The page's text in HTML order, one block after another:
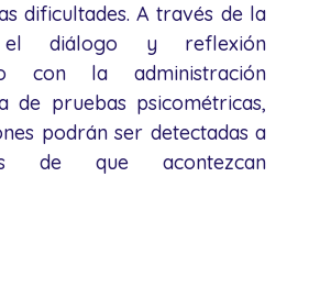
dificultades. A través de la
el diálogo y reflexión
con la administración
de pruebas psicométricas,
podrán ser detectadas a
de que acontezcan